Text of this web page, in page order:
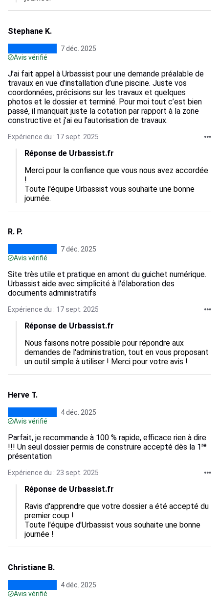
Stephane K.
7 déc. 2025
Avis vérifié
J’ai fait appel à Urbassist pour une demande préalable de
travaux en vue d’installation d’une piscine. Juste vos
coordonnées, précisions sur les travaux et quelques
photos et le dossier et terminé. Pour moi tout c’est bien
passé, il manquait juste la cotation par rapport à la zone
constructive et j’ai eu l’autorisation de travaux.
Expérience du : 17 sept. 2025
Réponse de Urbassist.fr
Merci pour la confiance que vous nous avez accordée
!
Toute l'équipe Urbassist vous souhaite une bonne
journée.
R. P.
7 déc. 2025
Avis vérifié
Site très utile et pratique en amont du guichet numérique.
Urbassist aide avec simplicité à l'élaboration des
documents administratifs
Expérience du : 17 sept. 2025
Réponse de Urbassist.fr
Nous faisons notre possible pour répondre aux
demandes de l'administration, tout en vous proposant
un outil simple à utiliser ! Merci pour votre avis !
Herve T.
4 déc. 2025
Avis vérifié
Parfait, je recommande à 100 % rapide, efficace rien à dire
!!! Un seul dossier permis de construire accepté dès la 1ʳᵉ
présentation
Expérience du : 23 sept. 2025
Réponse de Urbassist.fr
Ravis d'apprendre que votre dossier a été accepté du
premier coup !
Toute l'équipe d'Urbassist vous souhaite une bonne
journée !
Christiane B.
4 déc. 2025
Avis vérifié